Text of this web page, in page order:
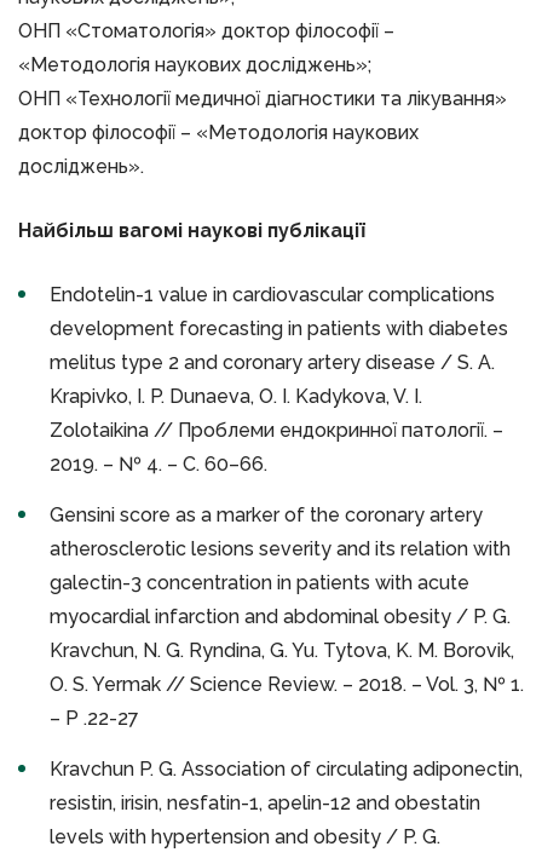
ОНП «Стоматологія» доктор філософії –
«Методологія наукових досліджень»;
ОНП «Технології медичної діагностики та лікування»
доктор філософії – «Методологія наукових
досліджень».
Найбільш вагомі наукові публікації
Endotelin-1 value in cardiovascular complications
development forecasting in patients with diabetes
melitus type 2 and coronary artery disease / S. A.
Krapivko, I. P. Dunaeva, O. I. Kadykova, V. I.
Zolotaikina // Проблеми ендокринної патології. –
2019. – № 4. – С. 60–66.
Gensini score as a marker of the coronary artery
atherosclerotic lesions severity and its relation with
galectin-3 concentration in patients with acute
myocardial infarction and abdominal obesity / P. G.
Kravchun, N. G. Ryndina, G. Yu. Tytova, K. M. Borovik,
O. S. Yermak // Science Review. – 2018. – Vol. 3, № 1.
– P .22-27
Kravchun P. G. Association of circulating adiponectin,
resistin, irisin, nesfatin-1, apelin-12 and obestatin
levels with hypertension and obesity / P. G.